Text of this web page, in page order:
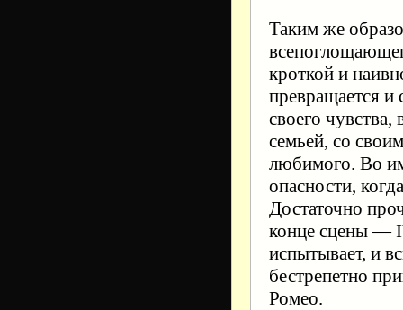
Таким же
кроткой и
превращается
своего
семьей, со
любимого. Во
опасности,
Достаточно
конце сцены —
испытывает, и
бестрепетно
Ромео.